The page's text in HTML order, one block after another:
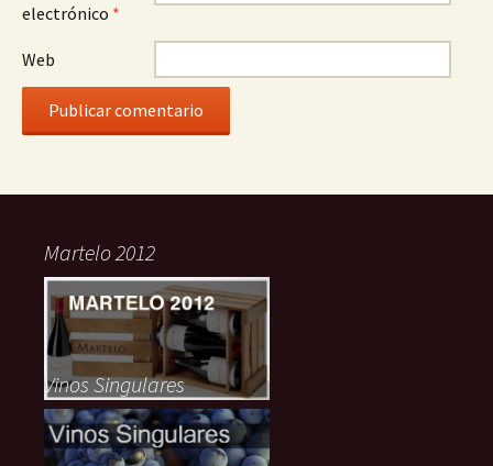
electrónico *
Web
Martelo 2012
Vinos Singulares